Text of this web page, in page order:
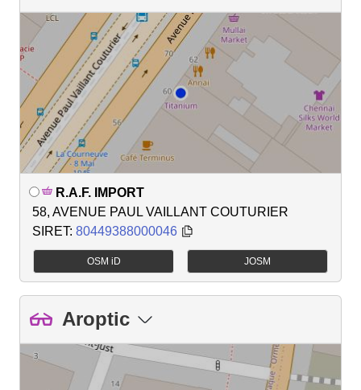
R.A.F. IMPORT
58, AVENUE PAUL VAILLANT COUTURIER
SIRET: 80449388000046
OSM iD JOSM
Aroptic